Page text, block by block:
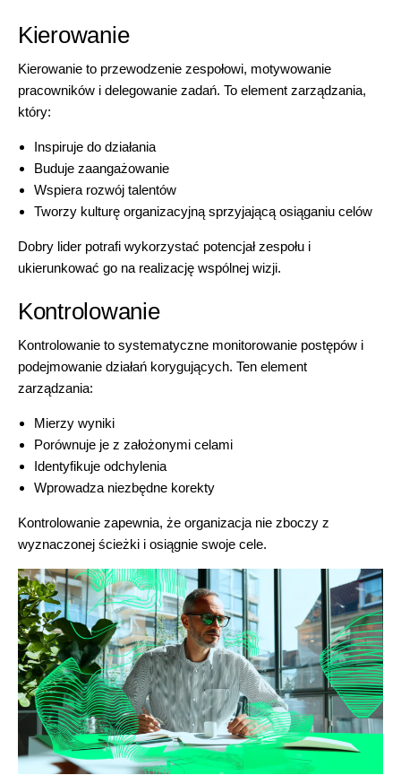
Kierowanie
Kierowanie to przewodzenie zespołowi, motywowanie
pracowników i delegowanie zadań. To element zarządzania,
który:
Inspiruje do działania
Buduje zaangażowanie
Wspiera rozwój talentów
Tworzy kulturę organizacyjną sprzyjającą osiąganiu celów
Dobry lider potrafi wykorzystać potencjał zespołu i
ukierunkować go na realizację wspólnej wizji.
Kontrolowanie
Kontrolowanie to systematyczne monitorowanie postępów i
podejmowanie działań korygujących. Ten element
zarządzania:
Mierzy wyniki
Porównuje je z założonymi celami
Identyfikuje odchylenia
Wprowadza niezbędne korekty
Kontrolowanie zapewnia, że organizacja nie zboczy z
wyznaczonej ścieżki i osiągnie swoje cele.